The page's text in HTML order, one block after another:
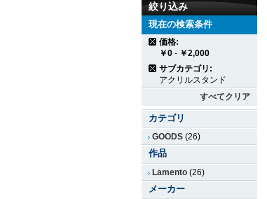
絞り込み
現在の検索条件
価格:
￥0 - ￥2,000
サブカテゴリ:
アクリルスタンド
すべてクリア
カテゴリ
GOODS (26)
作品
Lamento (26)
メーカー